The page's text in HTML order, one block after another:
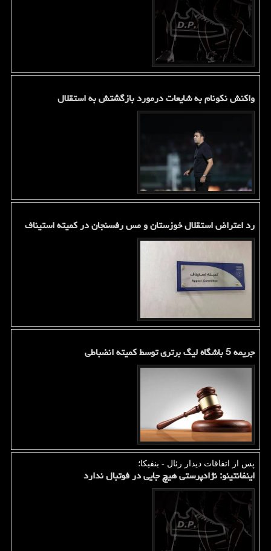
واکنش نکونام به شایعات درمورد بازگشتش به استقلال
رد اعتراض استقلال خوزستان و مس رفسنجان در کمیته استیناف
جریمه 5 باشگاه لیگ برتری توسط کمیته انضباطی
پس از اتفاقات دیدار رئال - بنفیكا؛
اینفانتینو: نژادپرستی هیچ جایی در فوتبال ندارد